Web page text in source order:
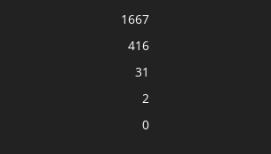
1667
416
31
2
0